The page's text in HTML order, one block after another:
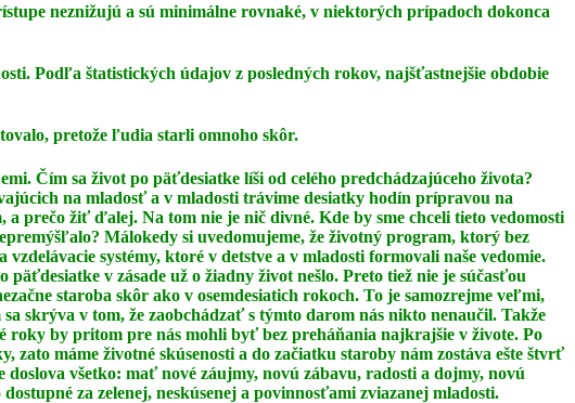
neznižujú a sú minimálne rovnaké, v niektorých prípadoch dokonca
Podľa štatistických údajov z posledných rokov, najšťastnejšie obdobie
pretože ľudia starli omnoho skôr.
Čím sa život po päťdesiatke líši od celého predchádzajúceho života?
na mladosť a v mladosti trávime desiatky hodín prípravou na
prečo žiť ďalej. Na tom nie je nič divné. Kde by sme chceli tieto vedomosti
Málokedy si uvedomujeme, že životný program, ktorý bez
vzdelávacie systémy, ktoré v detstve a v mladosti formovali naše vedomie.
päťdesiatke v zásade už o žiadny život nešlo. Preto tiež nie je súčasťou
staroba skôr ako v osemdesiatich rokoch. To je samozrejme veľmi,
skrýva v tom, že zaobchádzať s týmto darom nás nikto nenaučil. Takže
roky by pritom pre nás mohli byť bez preháňania najkrajšie v živote. Po
zato máme životné skúsenosti a do začiatku staroby nám zostáva ešte štvrť
doslova všetko: mať nové záujmy, novú zábavu, radosti a dojmy, novú
za zelenej, neskúsenej a povinnosťami zviazanej mladosti.